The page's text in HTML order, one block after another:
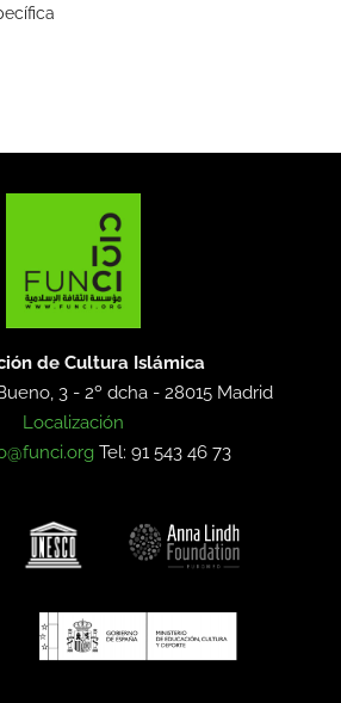
de Cultura Islámica
3 - 2º dcha -28015 Madrid
Localización
Tel: 91 543 46 73